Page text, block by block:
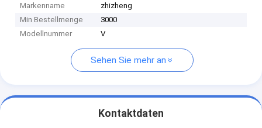
Markenname
zhizheng
Min Bestellmenge
3000
Modellnummer
V
Sehen Sie mehr an
Kontaktdaten